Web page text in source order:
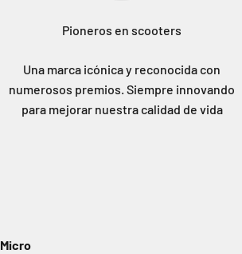
Pioneros en scooters
Una marca icónica y reconocida con
numerosos premios. Siempre innovando
para mejorar nuestra calidad de vida
Micro